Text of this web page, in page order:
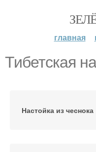
главная
Тибетская
Настойка из чеснока